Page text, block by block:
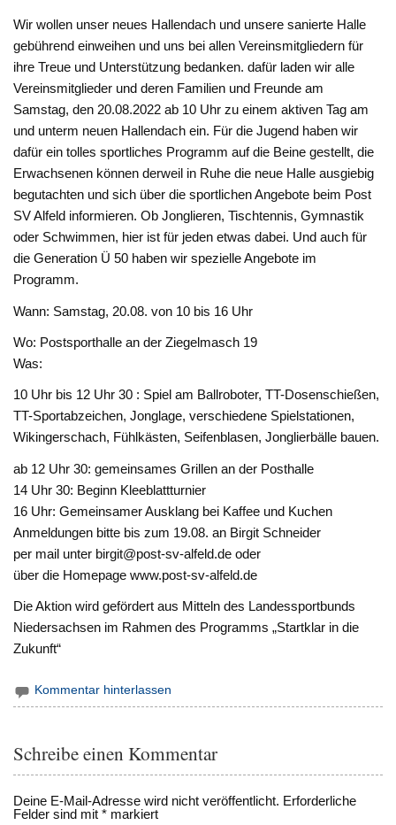
Wir wollen unser neues Hallendach und unsere sanierte Halle
gebührend einweihen und uns bei allen Vereinsmitgliedern für
ihre Treue und Unterstützung bedanken. dafür laden wir alle
Vereinsmitglieder und deren Familien und Freunde am
Samstag, den 20.08.2022 ab 10 Uhr zu einem aktiven Tag am
und unterm neuen Hallendach ein. Für die Jugend haben wir
dafür ein tolles sportliches Programm auf die Beine gestellt, die
Erwachsenen können derweil in Ruhe die neue Halle ausgiebig
begutachten und sich über die sportlichen Angebote beim Post
SV Alfeld informieren. Ob Jonglieren, Tischtennis, Gymnastik
oder Schwimmen, hier ist für jeden etwas dabei. Und auch für
die Generation Ü 50 haben wir spezielle Angebote im
Programm.
Wann: Samstag, 20.08. von 10 bis 16 Uhr
Wo: Postsporthalle an der Ziegelmasch 19
Was:
10 Uhr bis 12 Uhr 30 : Spiel am Ballroboter, TT-Dosenschießen,
TT-Sportabzeichen, Jonglage, verschiedene Spielstationen,
Wikingerschach, Fühlkästen, Seifenblasen, Jonglierbälle bauen.
ab 12 Uhr 30: gemeinsames Grillen an der Posthalle
14 Uhr 30: Beginn Kleeblattturnier
16 Uhr: Gemeinsamer Ausklang bei Kaffee und Kuchen
Anmeldungen bitte bis zum 19.08. an Birgit Schneider
per mail unter birgit@post-sv-alfeld.de oder
über die Homepage www.post-sv-alfeld.de
Die Aktion wird gefördert aus Mitteln des Landessportbunds
Niedersachsen im Rahmen des Programms „Startklar in die
Zukunft“
Kommentar hinterlassen
Schreibe einen Kommentar
Deine E-Mail-Adresse wird nicht veröffentlicht. Erforderliche
Felder sind mit* markiert